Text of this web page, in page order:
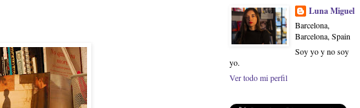
Luna Miguel
Barcelona,
Barcelona, Spain
Soy yo y no soy
yo.
Ver todo mi perfil